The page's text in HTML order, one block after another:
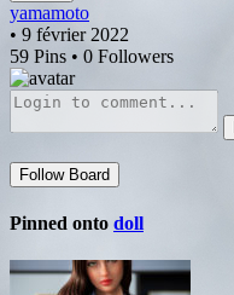
yamamoto
• 9 février 2022
59 Pins • 0 Followers
Follow Board
Pinned onto doll